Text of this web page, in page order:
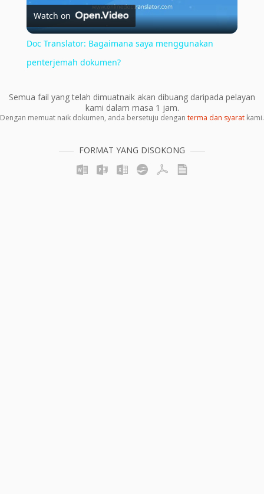
Video
Watch on
Doc Translator: Bagaimana saya menggunakan
penterjemah dokumen?
Semua fail yang telah dimuatnaik akan dibuang daripada pelayan
kami dalam masa 1 jam.
Dengan memuat naik dokumen, anda bersetuju dengan terma dan syarat kami.
FORMAT YANG DISOKONG